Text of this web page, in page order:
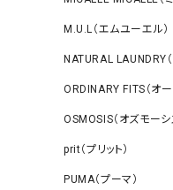
M.U.L（エムユーエル）
NATURAL LAUNDRY
ORDINARY FITS（オー
OSMOSIS（オズモーシ
prit（プリット）
PUMA（プーマ）